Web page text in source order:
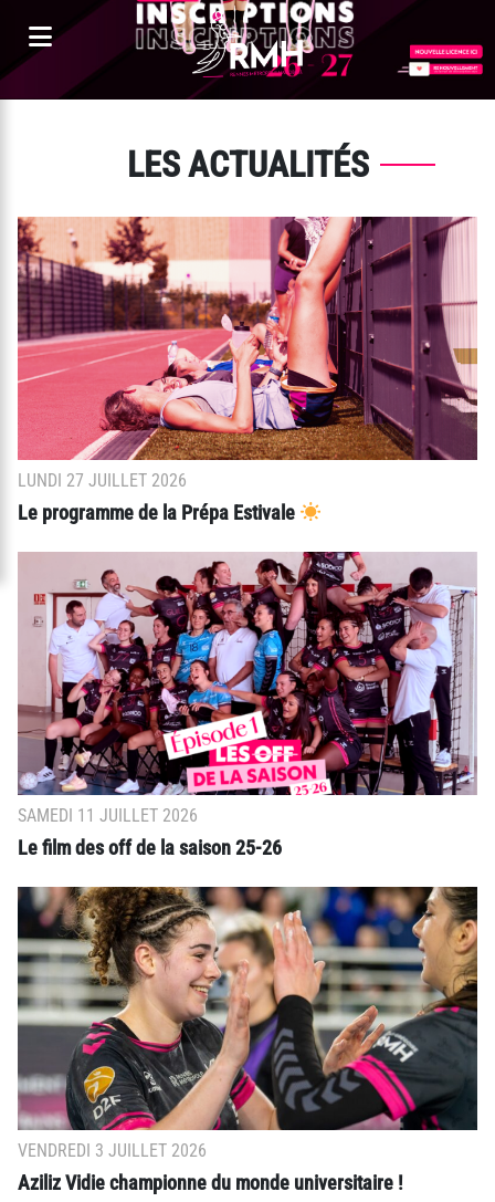
LES ACTUALITÉS
LUNDI 27 JUILLET 2026
Le programme de la Prépa Estivale
SAMEDI 11 JUILLET 2026
Le film des off de la saison 25-26
VENDREDI 3 JUILLET 2026
Aziliz Vidie championne du monde universitaire !
Panneau de gestion des cookies